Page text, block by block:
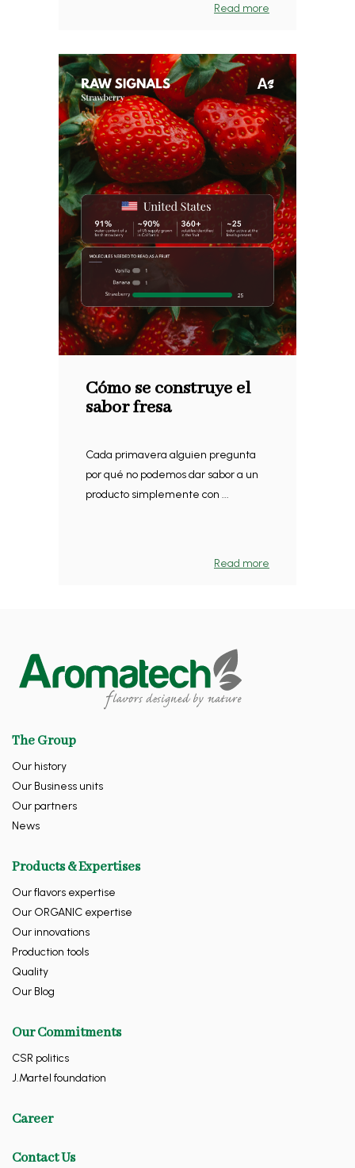
Read more
Cómo se construye el
sabor fresa
Cada primavera alguien pregunta
por qué no podemos dar sabor a un
producto simplemente con ...
Read more
The Group
Our history
Our Business units
Our partners
News
Products & Expertises
Our flavors expertise
Our ORGANIC expertise
Our innovations
Production tools
Quality
Our Blog
Our Commitments
CSR politics
J.Martel foundation
Career
Contact Us